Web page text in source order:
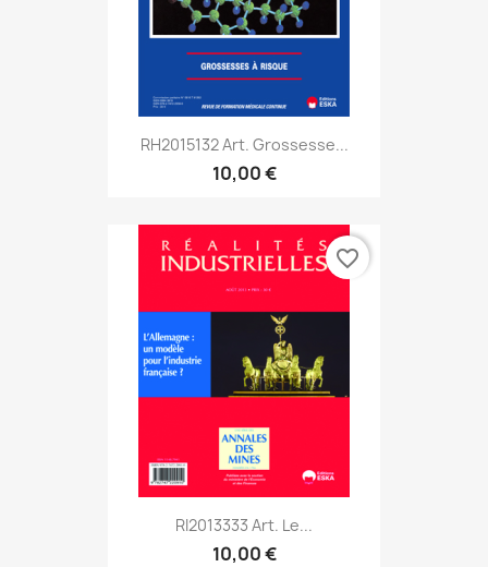
RH2015132 Art. Grossesse...
10,00 €
RI2013333 Art. Le...
10,00 €
favorite_border